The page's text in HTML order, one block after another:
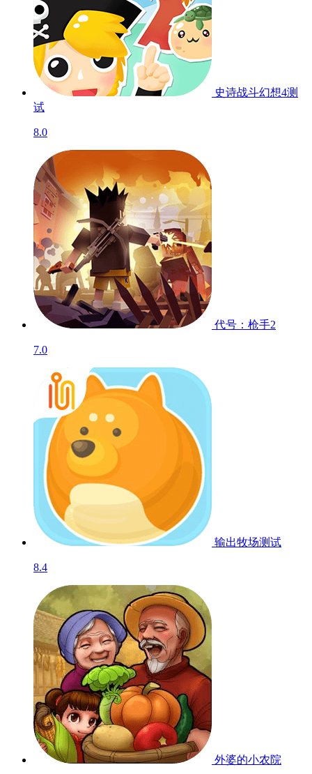
史诗战斗幻想4测
试
8.0
代号：枪手2
7.0
输出牧场测试
8.4
外婆的小农院